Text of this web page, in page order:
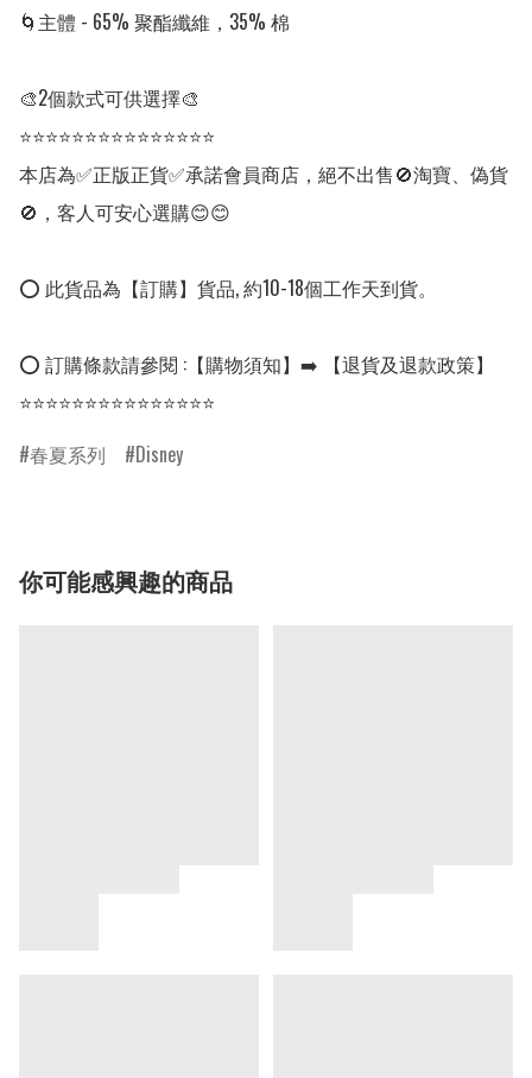
🌀主體 - 65% 聚酯纖維，35% 棉
🎨2個款式可供選擇🎨
⭐⭐⭐⭐⭐⭐⭐⭐⭐⭐⭐⭐⭐⭐⭐
本店為✅正版正貨✅承諾會員商店，絕不出售🚫淘寶、偽貨
🚫，客人可安心選購😊😊
⭕ 此貨品為【訂購】貨品, 約10-18個工作天到貨。
⭕ 訂購條款請參閱 :【購物須知】➡️ 【退貨及退款政策】
⭐⭐⭐⭐⭐⭐⭐⭐⭐⭐⭐⭐⭐⭐⭐
春夏系列
Disney
你可能感興趣的商品